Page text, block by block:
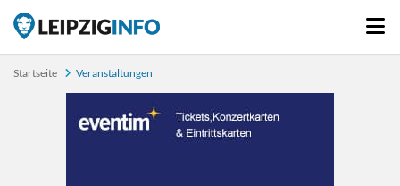
Startseite Veranstaltungen